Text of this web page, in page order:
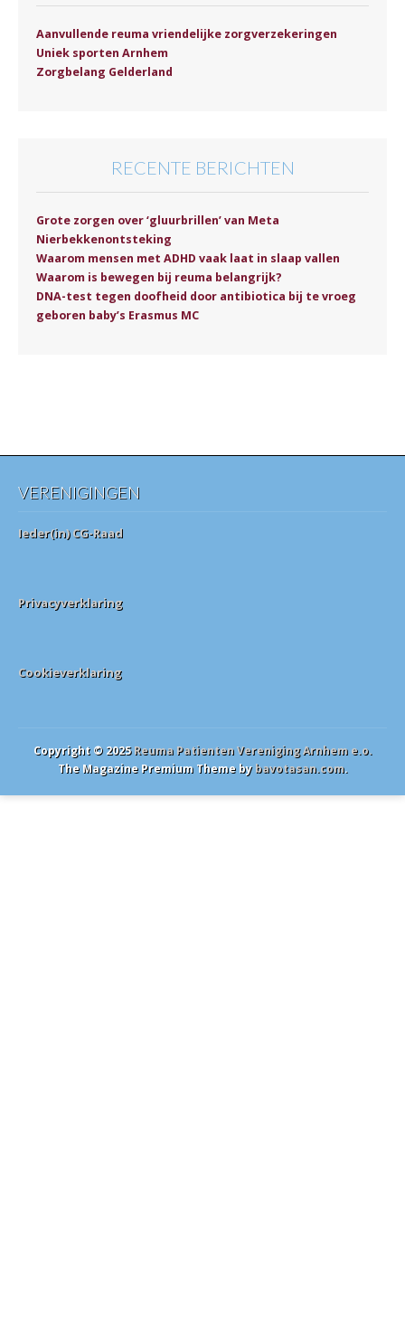
Aanvullende reuma vriendelijke zorgverzekeringen
Uniek sporten Arnhem
Zorgbelang Gelderland
RECENTE BERICHTEN
Grote zorgen over ‘gluurbrillen’ van Meta
Nierbekkenontsteking
Waarom mensen met ADHD vaak laat in slaap vallen
Waarom is bewegen bij reuma belangrijk?
DNA-test tegen doofheid door antibiotica bij te vroeg
geboren baby’s Erasmus MC
VERENIGINGEN
Ieder(in) CG-Raad
Privacyverklaring
Cookieverklaring
Copyright © 2025Reuma Patienten Vereniging Arnhem e.o.
The Magazine Premium Theme bybavotasan.com.